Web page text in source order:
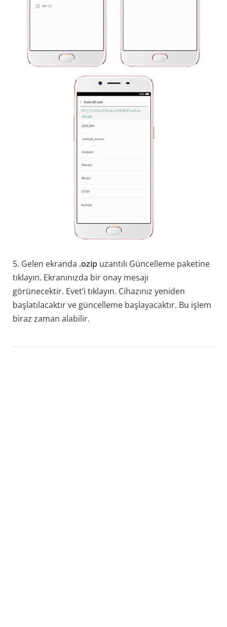
5. Gelen ekranda .ozip uzantılı Güncelleme paketine
tıklayın. Ekranınızda bir onay mesajı
görünecektir. Evet’i tıklayın. Cihazınız yeniden
başlatılacaktır ve güncelleme başlayacaktır. Bu işlem
biraz zaman alabilir.